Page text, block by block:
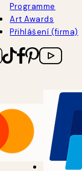
Programme
Art Awards
Přihlášení (firma)